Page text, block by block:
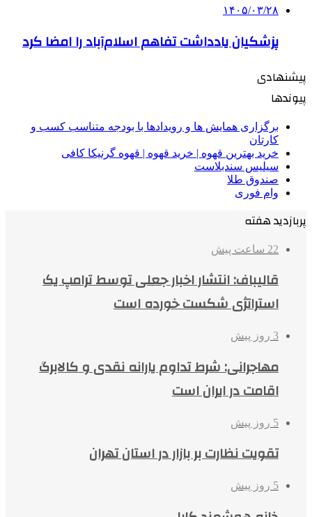
۱۴۰۵/۰۳/۲۸
پزشکیان یادداشت تفاهم اسلام‌آباد را امضا کرد
پیشنهادی
پیوندها
برگزاری همایش ها و رویدادها با بودجه متناسب کسب و
کارتان
خرید بهترین قهوه | خرید قهوه | قهوه گرنیکا کافی
سیلیس سندبلاست
صندوق طلا
وام فوری
پربازدید هفته
22 ساعت پیش
قالیباف: انتشار اخبار جعلی توسط ترامپ یک
استراتژی شکست خورده است
3 روز پیش
مهاجرانی: شرط تداوم یارانه نقدی و کالابرگ
اقامت در ایران است
5 روز پیش
تقویت نظارت بر بازار در استان تهران
5 روز پیش